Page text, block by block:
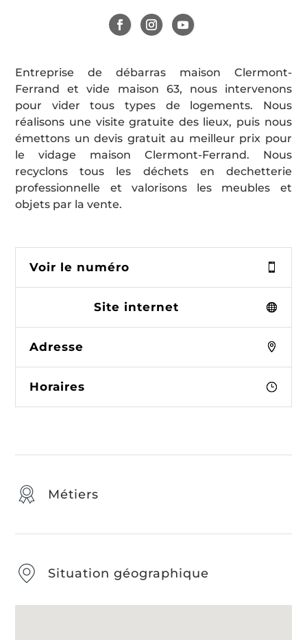
Entreprise de débarras maison Clermont-
Ferrand et vide maison 63, nous intervenons
pour vider tous types de logements. Nous
réalisons une visite gratuite des lieux, puis nous
émettons un devis gratuit au meilleur prix pour
le vidage maison Clermont-Ferrand. Nous
recyclons tous les déchets en dechetterie
professionnelle et valorisons les meubles et
objets par la vente.
Voir le numéro
Site internet
Adresse
Horaires
Métiers
Situation géographique